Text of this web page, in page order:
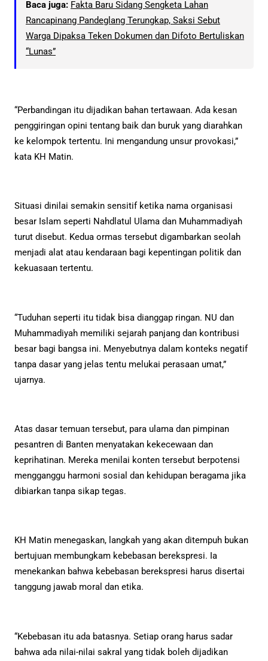
Baca juga: Fakta Baru Sidang Sengketa Lahan
Rancapinang Pandeglang Terungkap, Saksi Sebut
Warga Dipaksa Teken Dokumen dan Difoto Bertuliskan
“Lunas”
“Perbandingan itu dijadikan bahan tertawaan. Ada kesan
penggiringan opini tentang baik dan buruk yang diarahkan
ke kelompok tertentu. Ini mengandung unsur provokasi,”
kata KH Matin.
Situasi dinilai semakin sensitif ketika nama organisasi
besar Islam seperti Nahdlatul Ulama dan Muhammadiyah
turut disebut. Kedua ormas tersebut digambarkan seolah
menjadi alat atau kendaraan bagi kepentingan politik dan
kekuasaan tertentu.
“Tuduhan seperti itu tidak bisa dianggap ringan. NU dan
Muhammadiyah memiliki sejarah panjang dan kontribusi
besar bagi bangsa ini. Menyebutnya dalam konteks negatif
tanpa dasar yang jelas tentu melukai perasaan umat,”
ujarnya.
Atas dasar temuan tersebut, para ulama dan pimpinan
pesantren di Banten menyatakan kekecewaan dan
keprihatinan. Mereka menilai konten tersebut berpotensi
mengganggu harmoni sosial dan kehidupan beragama jika
dibiarkan tanpa sikap tegas.
KH Matin menegaskan, langkah yang akan ditempuh bukan
bertujuan membungkam kebebasan berekspresi. Ia
menekankan bahwa kebebasan berekspresi harus disertai
tanggung jawab moral dan etika.
“Kebebasan itu ada batasnya. Setiap orang harus sadar
bahwa ada nilai-nilai sakral yang tidak boleh dijadikan